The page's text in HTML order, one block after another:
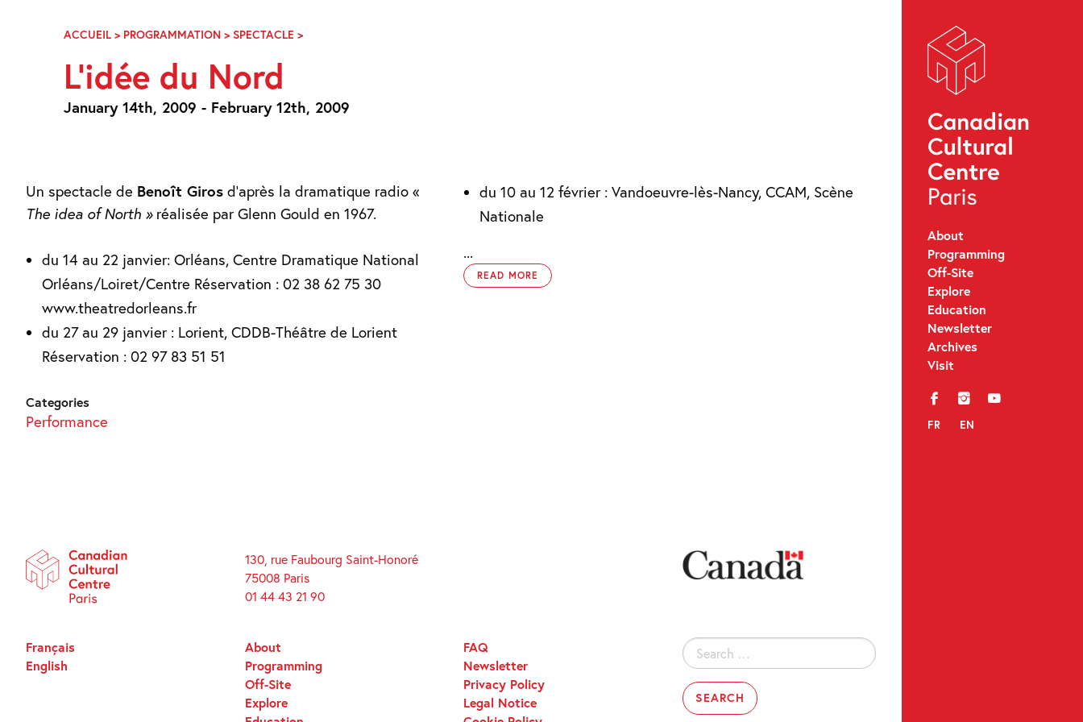
Navigation
About
Programming
Off-Site
Explore
Education
Newsletter
Archives
Visit
f i y
FR EN
ACCUEIL > PROGRAMMATION > SPECTACLE >L’IDÉE
L’idée du Nord
January 14th, 2009 - February 12th, 2009
Un spectacle de Benoît Giros d’après la dramatique radio «
The idea of North »réalisée par Glenn Gould en 1967.
du 14 au 22 janvier: Orléans, Centre Dramatique National
Orléans/Loiret/Centre Réservation : 02 38 62 75 30
www.theatredorleans.fr
du 27 au 29 janvier : Lorient, CDDB-Théâtre de Lorient
Réservation : 02 97 83 51 51
du 10 au 12 février : Vandoeuvre-lès-Nancy, CCAM, Scène
Nationale
...
READ MORE
Categories
Performance
130, rue Faubourg Saint-Honoré
75008 Paris
01 44 43 21 90
Search
for:
About
Programming
Off-Site
Explore
FAQ
Newsletter
Privacy Policy
Legal Notice
Français
English